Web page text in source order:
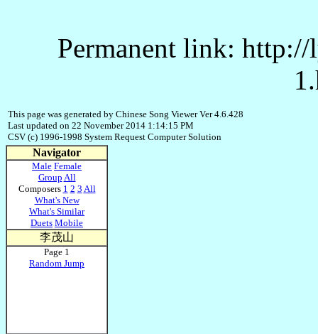
Permanent link:
This page was generated by Chinese Song Viewer Ver 4.6.428
Last updated on 22 November 2014 1:14:15 PM
CSV (c) 1996-1998 System Request Computer Solution
Navigator
Male Female
Group All
Composers 1 2 3 All
What's New
What's Similar
Duets Mobile
李茂山
Page 1
Random Jump